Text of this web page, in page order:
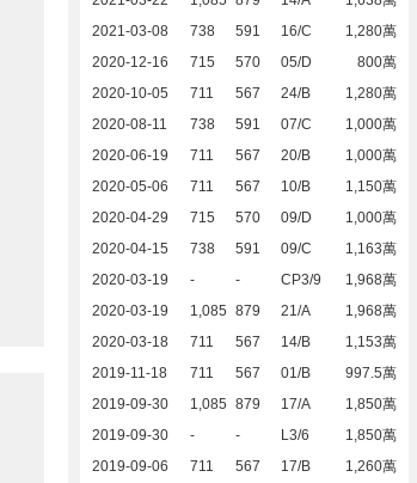
2021-03-08
738 591 16/C
1,280萬
2020-12-16
715 570 05/D
800萬
2020-10-05
711 567 24/B
1,280萬
2020-08-11
738 591 07/C
1,000萬
2020-06-19
711 567 20/B
1,000萬
2020-05-06
711 567 10/B
1,150萬
2020-04-29
715 570 09/D
1,000萬
2020-04-15
738 591 09/C
1,163萬
2020-03-19
- - CP3/9
1,968萬
2020-03-19
1,085 879 21/A
1,968萬
2020-03-18
711 567 14/B
1,153萬
2019-11-18
711 567 01/B
997.5萬
2019-09-30
1,085 879 17/A
1,850萬
2019-09-30
- - L3/6
1,850萬
2019-09-06
711 567 17/B
1,260萬